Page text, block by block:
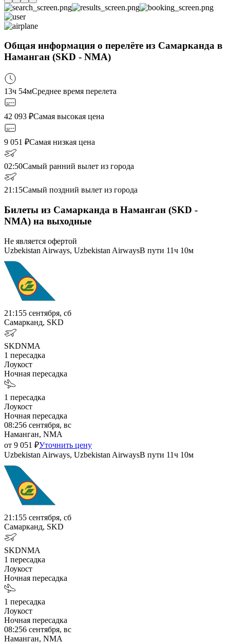
Общая информация о перелёте из Самарканда в
Наманган (SKD - NMA)
13ч 54мСреднее время перелета
42 093 ₽Самая высокая цена
9 051 ₽Самая низкая цена
02:50Самый ранний вылет из города
21:15Самый поздний вылет из города
Билеты из Самарканда в Наманган (SKD -
NMA) на выходные
Не является офертой
Uzbekistan Airways, Uzbekistan AirwaysВ пути 11ч 10м
21:155 сентября, сб
Самарканд, SKD
SKDNMA
1 пересадка
Лоукост
Ночная пересадка
1 пересадка
Лоукост
Ночная пересадка
08:256 сентября, вс
Наманган, NMA
от 9 051 ₽Уточнить цену
Uzbekistan Airways, Uzbekistan AirwaysВ пути 11ч 10м
21:155 сентября, сб
Самарканд, SKD
SKDNMA
1 пересадка
Лоукост
Ночная пересадка
1 пересадка
Лоукост
Ночная пересадка
08:256 сентября, вс
Наманган, NMA